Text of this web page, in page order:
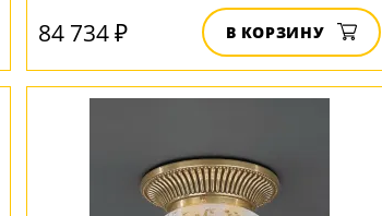
84 734 ₽ В КОРЗИНУ